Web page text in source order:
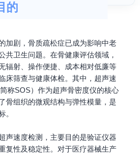
的
加剧，骨质疏松症已成为影响中老
共卫生问题。在骨健康评估领域，
辐射、操作便捷、成本相对低廉等
床筛查与健康体检。其中，超声速
简称SOS）作为超声骨密度仪的核心
骨组织的微观结构与弹性模量，是
。
声速度检测，主要目的是验证仪器
复性及稳定性。对于医疗器械生产